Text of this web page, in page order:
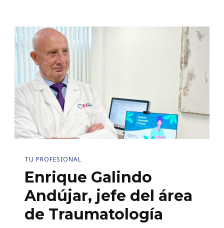
TU PROFESIONAL
Enrique Galindo
Andújar, jefe del área
de Traumatología